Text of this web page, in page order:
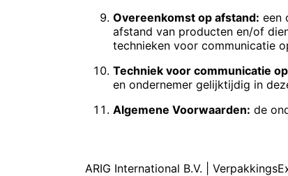
Overeenkomst op afstand: een
afstand van producten en/of
technieken voor communicatie
Techniek voor communicatie
en ondernemer gelijktijdig in
Algemene Voorwaarden: de
ARIG International B.V. |